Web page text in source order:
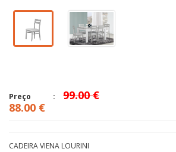
Preço
99.00 €
88.00 €
CADEIRA VIENA LOURINI